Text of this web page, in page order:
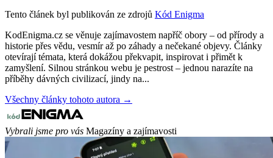
Tento článek byl publikován ze zdrojů Kód Enigma
KodEnigma.cz se věnuje zajímavostem napříč obory – od přírody a
historie přes vědu, vesmír až po záhady a nečekané objevy. Články
otevírají témata, která dokážou překvapit, inspirovat i přimět k
zamyšlení. Silnou stránkou webu je pestrost – jednou narazíte na
příběhy dávných civilizací, jindy na...
Všechny články tohoto autora →
Vybrali jsme pro vás Magazíny a zajímavosti